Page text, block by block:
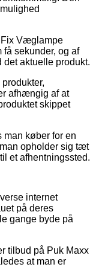
Fix Væglampe
få sekunder, og af
aktuelle produkt.
afhængig af at
skippet
man køber for en
opholder sig tæt
et afhentningssted.
internet
på deres
gange byde på
tilbud på Puk Maxx
at man er